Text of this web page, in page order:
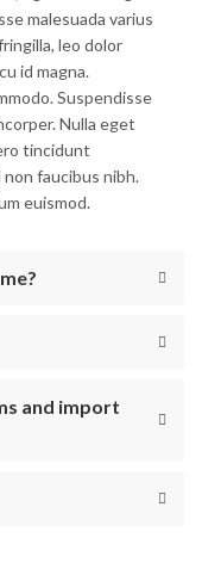
malesuada varius
leo dolor
id magna.
Suspendisse
Nulla eget
tincidunt
non faucibus nibh.
euismod.
and import